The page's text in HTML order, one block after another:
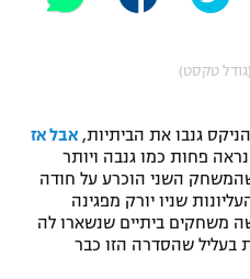
(גודל טקסט)
גנבו את הביתיות, אבל אז
פחות כמו גנבה ויותר
השני הוכרע על חודה
שניו יורק מפגינה
משחקים ביתיים שנשארו לה
בעליל שהסדרה הזו כבר